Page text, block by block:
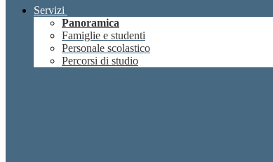
Servizi
Panoramica
Famiglie e studenti
Personale scolastico
Percorsi di studio